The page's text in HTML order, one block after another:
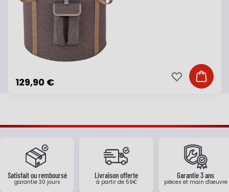
129,90 € Ajouter
Ajouter à ma
Satisfait ou remboursé
garantie 30 jours
Livraison offerte
à partir de 59€
Garantie 3 ans
pièces et main d'oeuvre